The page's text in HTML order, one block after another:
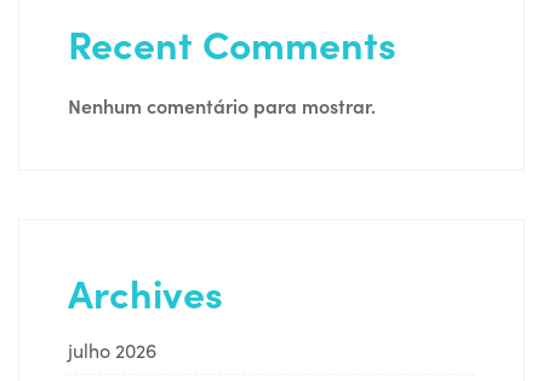
Recent Comments
Nenhum comentário para mostrar.
Archives
julho 2026